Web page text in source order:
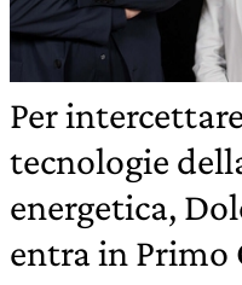
Per
tecnologie
energetica,
entra in Primo